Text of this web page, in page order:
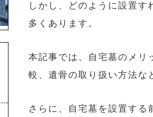
しかし、どのように設置
多くあります。
本記事では、自宅墓のメリ
較、遺骨の取り扱い方法な
さらに、自宅墓を設置する